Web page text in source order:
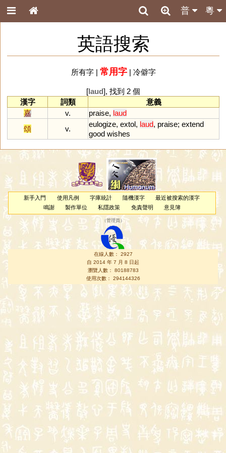
粵
普
英語搜索
所有字| 常用字| 冷僻字
[laud], 找到 2 個
漢字
詞類
意義
嘉
v. praise, laud
頌
v.
eulogize, extol, laud, praise; extend
good wishes
新手入門 使用凡例 字庫統計 隨機漢字
最近被搜索的漢字
鳴謝
製作單位 私隱政策 免責聲明 意見簿
（管理員 ）
在線人數： 2927
自 2014 年 7 月 8 日起
瀏覽人數： 80188783
使用次數： 294144326